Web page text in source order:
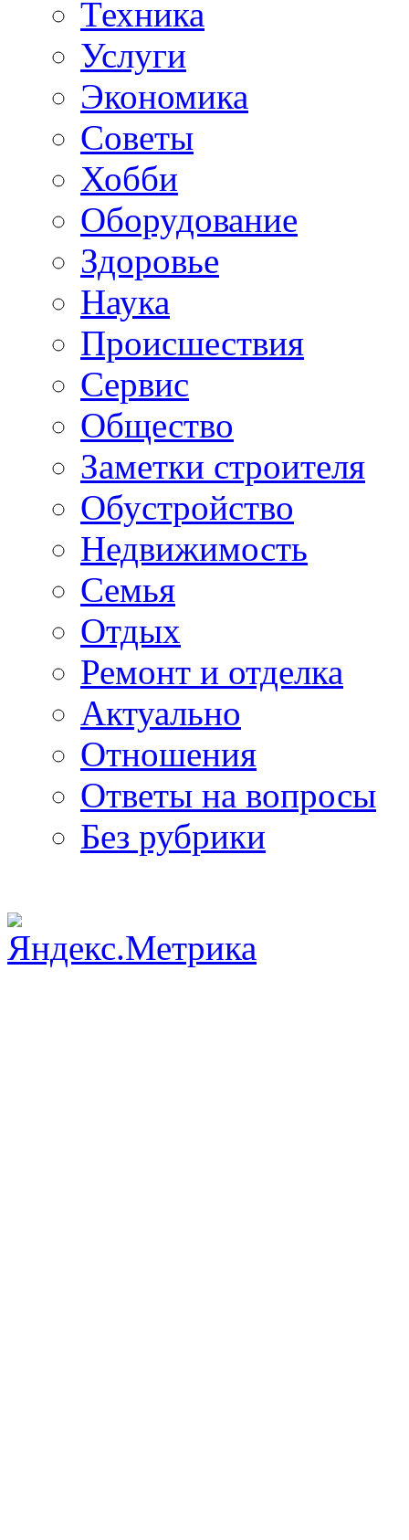
Техника
Услуги
Экономика
Советы
Хобби
Oборудование
Здоровье
Наука
Происшествия
Сервис
Общество
Заметки строителя
Обустройство
Недвижимость
Семья
Отдых
Ремонт и отделка
Актуально
Отношения
Ответы на вопросы
Без рубрики